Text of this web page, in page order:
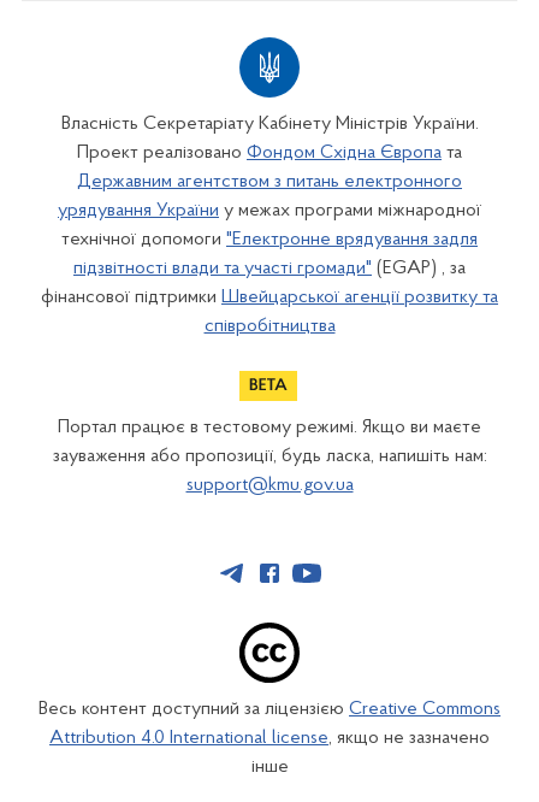
Власність Секретаріату Кабінету Міністрів України.
Проект реалізовано Фондом Східна Європа та
Державним агентством з питань електронного
урядування України у межах програми міжнародної
технічної допомоги "Електронне врядування задля
підзвітності влади та участі громади" (EGAP) , за
фінансової підтримки Швейцарської агенції розвитку та
співробітництва
Портал працює в тестовому режимі. Якщо ви маєте
зауваження або пропозиції, будь ласка, напишіть нам:
support@kmu.gov.ua
Весь контент доступний за ліцензією Creative Commons
Attribution 4.0 International license, якщо не зазначено
інше